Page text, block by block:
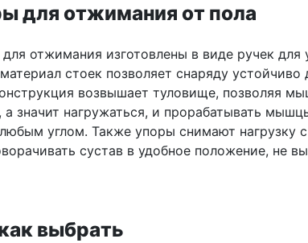
для отжимания от пола
отжимания изготовлены в виде ручек для
стоек позволяет снаряду устойчиво
возвышает туловище, позволяя
а значит нагружаться, и прорабатывать
углом. Также упоры снимают нагрузку с
сустав в удобное положение, не
выбрать